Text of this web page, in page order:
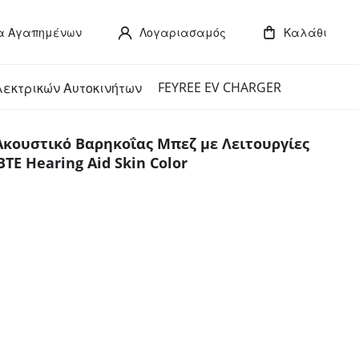
Αγαπημένων Λογαριασαμός Καλάθι
Αυτοκινήτων FEYREE EV CHARGER
Βαρηκοΐας Μπεζ με Λειτουργίες
Hearing Aid Skin Color